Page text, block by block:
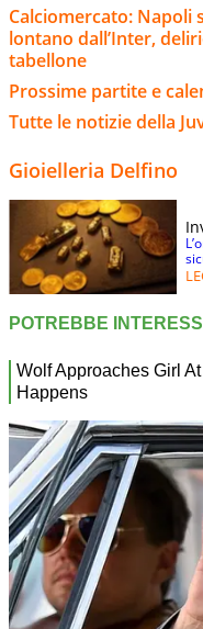
Calciomercato: Napoli
lontano dall’Inter,
tabellone
Prossime partite e
Tutte le notizie della
Gioielleria Delfino